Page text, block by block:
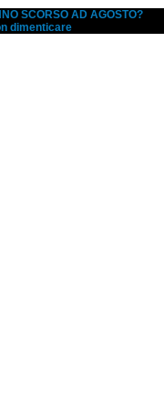
SCORSO AD AGOSTO?
dimenticare